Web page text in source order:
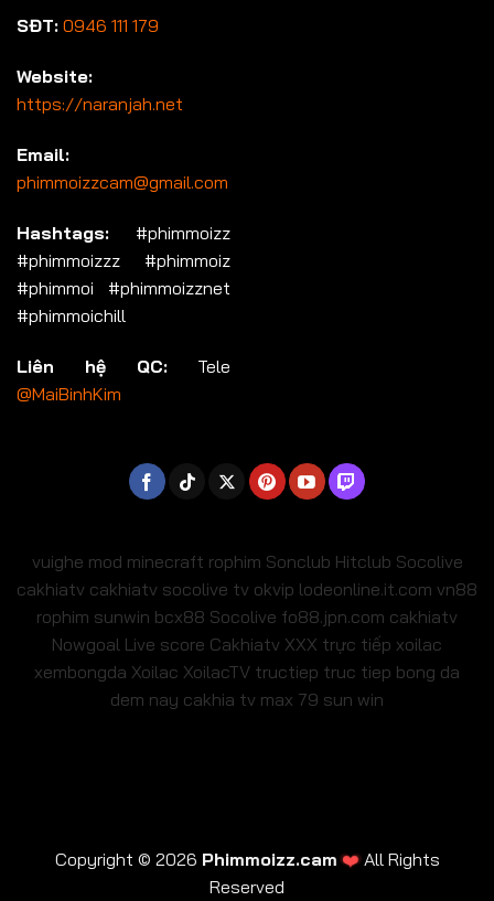
SĐT: 0946 111 179
Website:
https://naranjah.net
Email:
phimmoizzcam@gmail.com
Hashtags: #phimmoizz
#phimmoizzz #phimmoiz
#phimmoi #phimmoizznet
#phimmoichill
Liên hệ QC: Tele
@MaiBinhKim
vuighe mod minecraft rophim Sonclub Hitclub Socolive
cakhiatv cakhiatv socolive tv okvip lodeonline.it.com vn88
rophim sunwin bcx88 Socolive fo88.jpn.com cakhiatv
Nowgoal Live score Cakhiatv XXX trực tiếp xoilac
xembongda Xoilac XoilacTV tructiep truc tiep bong da
dem nay cakhia tv max 79 sun win
Copyright © 2026 Phimmoizz.cam❤️All Rights
Reserved